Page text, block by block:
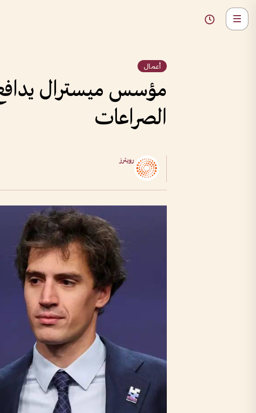
أعمال
مؤسس ميسترال
الصراعات
رويترز